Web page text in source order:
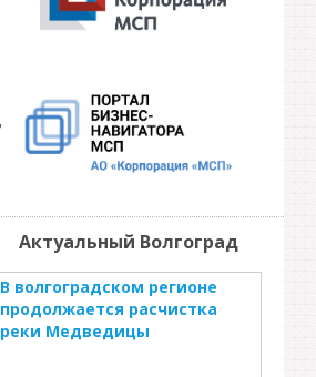
Актуальный Волгоград
В волгоградском регионе
продолжается расчистка
реки Медведицы